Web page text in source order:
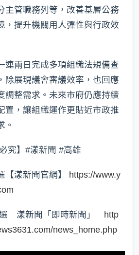
主管職務列等，改善基層公務
，提升機關用人彈性與行政效
連兩日完成多項組織法規備查
除展現議會審議效率，也回應
調整需求。未來市府仍應持續
置，讓組織運作更貼近市政推
。
究】#漾新聞 #高雄
【漾新聞官網】 https://www.y
選 漾新聞「即時新聞」 http
news_home.php